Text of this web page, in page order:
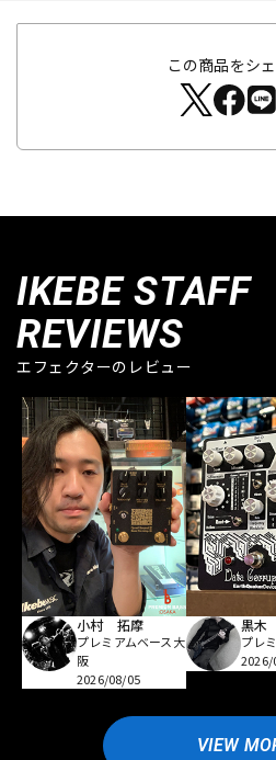
この商品をシ
IKEBE STAFF
REVIEWS
エフェクターのレビュー
小村 拓摩
プレミアムベース大
阪
2026/08/05
黒木
プレ
2026/
VIEW